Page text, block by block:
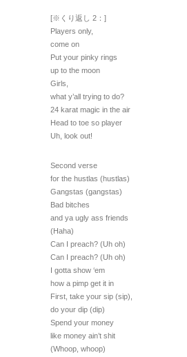
[※くり返し 2：]
Players only,
come on
Put your pinky rings
up to the moon
Girls,
what y’all trying to do?
24 karat magic in the air
Head to toe so player
Uh, look out!
Second verse
for the hustlas (hustlas)
Gangstas (gangstas)
Bad bitches
and ya ugly ass friends
(Haha)
Can I preach? (Uh oh)
Can I preach? (Uh oh)
I gotta show ‘em
how a pimp get it in
First, take your sip (sip),
do your dip (dip)
Spend your money
like money ain’t shit
(Whoop, whoop)